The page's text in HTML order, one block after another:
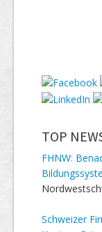
TOP
FHNW:
Schweizer